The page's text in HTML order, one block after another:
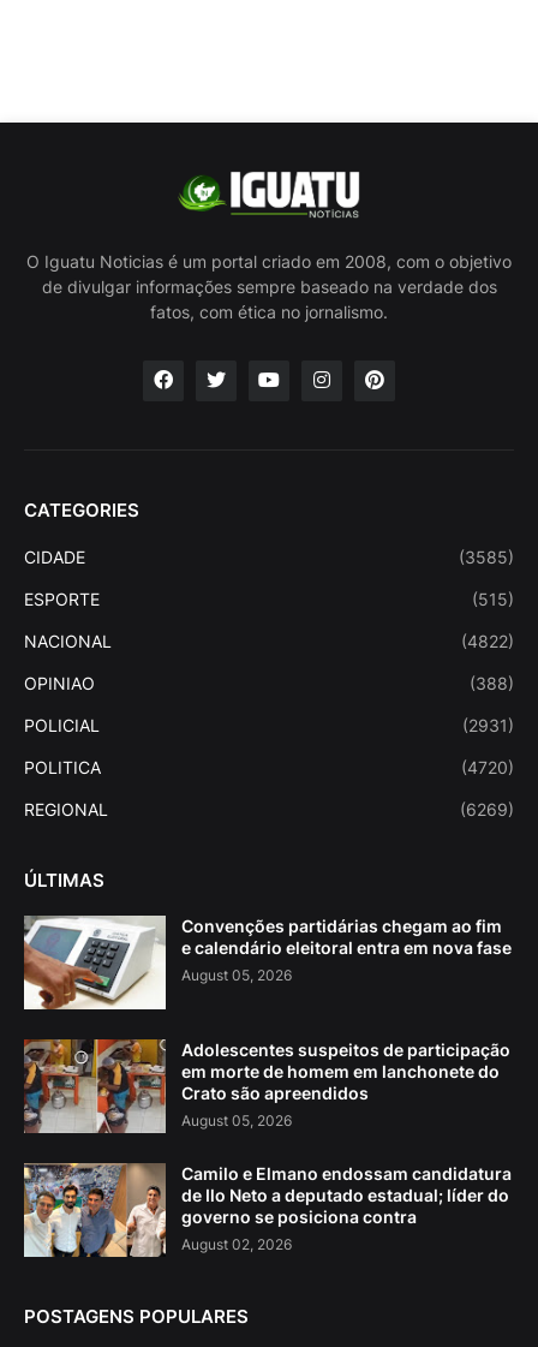
O Iguatu Noticias é um portal criado em 2008, com o objetivo
de divulgar informações sempre baseado na verdade dos
fatos, com ética no jornalismo.
CATEGORIES
CIDADE (3585)
ESPORTE (515)
NACIONAL (4822)
OPINIAO (388)
POLICIAL (2931)
POLITICA (4720)
REGIONAL (6269)
ÚLTIMAS
Convenções partidárias chegam ao fim
e calendário eleitoral entra em nova fase
August 05, 2026
Adolescentes suspeitos de participação
em morte de homem em lanchonete do
Crato são apreendidos
August 05, 2026
Camilo e Elmano endossam candidatura
de Ilo Neto a deputado estadual; líder do
governo se posiciona contra
August 02, 2026
POSTAGENS POPULARES